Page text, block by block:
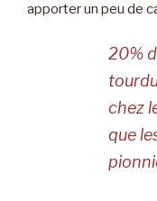
apporter un peu de
20%
chez
que